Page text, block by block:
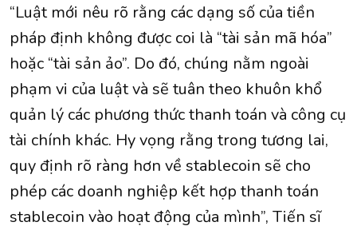
“Luật mới nêu rõ rằng các dạng số của tiền
pháp định không được coi là “tài sản mã hóa”
hoặc “tài sản ảo”. Do đó, chúng nằm ngoài
phạm vi của luật và sẽ tuân theo khuôn khổ
quản lý các phương thức thanh toán và công cụ
tài chính khác. Hy vọng rằng trong tương lai,
quy định rõ ràng hơn về stablecoin sẽ cho
phép các doanh nghiệp kết hợp thanh toán
stablecoin vào hoạt động của mình”, Tiến sĩ